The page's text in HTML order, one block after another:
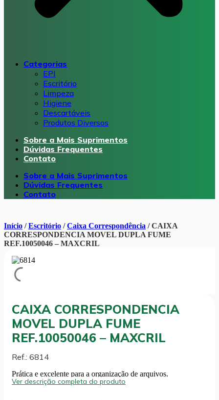
Categorias
EPI
Escritório
Limpeza
Higiene
Descartáveis
Produtos Diversos
Sobre a Mais Suprimentos
Dúvidas Frequentes
Contato
Sobre a Mais Suprimentos
Dúvidas Frequentes
Contato
Início /Escritório /Caixa Correspondência / CAIXA
CORRESPONDENCIA MOVEL DUPLA FUME
REF.10050046 – MAXCRIL
CAIXA CORRESPONDENCIA
MOVEL DUPLA FUME
REF.10050046 – MAXCRIL
Ref.: 6814
Prática e excelente para a organização de arquivos.
Ver descrição completa do produto